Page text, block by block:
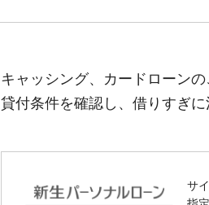
キャッシング、カードローン
貸付条件を確認し、借りすぎ
サ